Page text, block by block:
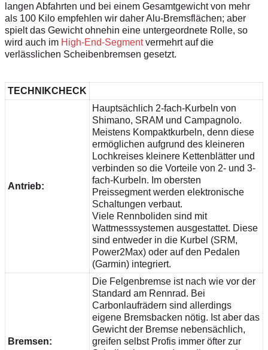
langen Abfahrten und bei einem Gesamtgewicht von mehr
als 100 Kilo empfehlen wir daher Alu-Bremsflächen; aber
spielt das Gewicht ohnehin eine untergeordnete Rolle, so
wird auch im High-End-Segmentvermehrt auf die
verlässlichen Scheibenbremsen gesetzt.
TECHNIKCHECK
Antrieb:
Hauptsächlich 2-fach-Kurbeln von
Shimano, SRAM und Campagnolo.
Meistens Kompaktkurbeln, denn diese
ermöglichen aufgrund des kleineren
Lochkreises kleinere Kettenblätter und
verbinden so die Vorteile von 2- und 3-
fach-Kurbeln. Im obersten
Preissegment werden elektronische
Schaltungen verbaut.
Viele Rennboliden sind mit
Wattmesssystemen ausgestattet. Diese
sind entweder in die Kurbel (SRM,
Power2Max) oder auf den Pedalen
(Garmin) integriert.
Bremsen:
Die Felgenbremse ist nach wie vor der
Standard am Rennrad. Bei
Carbonlaufrädern sind allerdings
eigene Bremsbacken nötig. Ist aber das
Gewicht der Bremse nebensächlich,
greifen selbst Profis immer öfter zur